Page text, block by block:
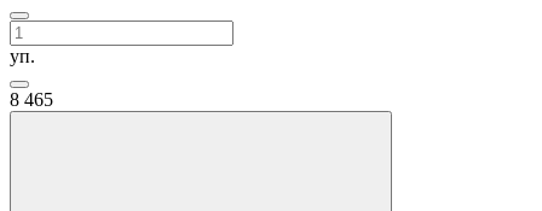
уп.
8 465